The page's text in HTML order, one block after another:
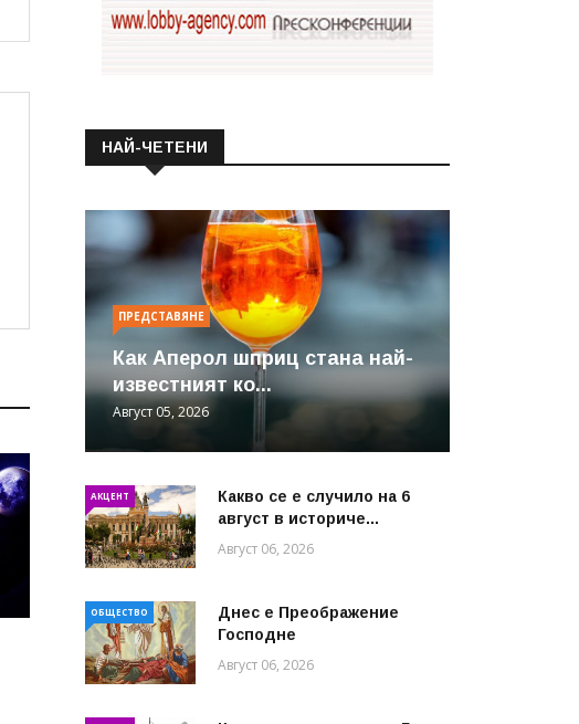
НАЙ-ЧЕТЕНИ
ПРЕДСТАВЯНЕ
Как Аперол шприц стана най-
известният ко...
Август 05, 2026
АКЦЕНТ
Какво се е случило на 6
август в историче...
Август 06, 2026
ОБЩЕСТВО
Днес е Преображение
Господне
Август 06, 2026